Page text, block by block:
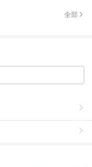
全部